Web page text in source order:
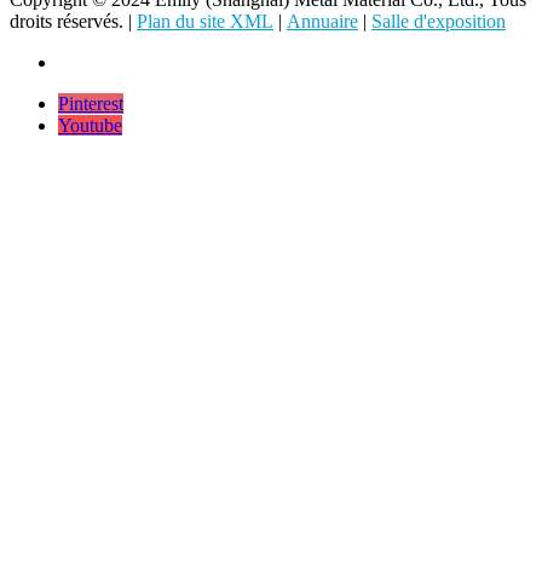
droits réservés. | Plan du site XML | Annuaire | Salle d'exposition
Pinterest
Youtube